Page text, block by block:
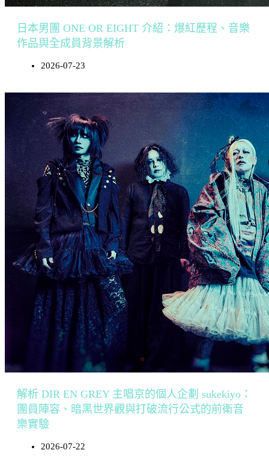
日本男團 ONE OR EIGHT 介紹：爆紅歷程、音樂
作品與全成員背景解析
2026-07-23
解析 DIR EN GREY 主唱京的個人企劃 sukekiyo：
團員陣容、暗黑世界觀與打破流行公式的前衛音
樂實驗
2026-07-22